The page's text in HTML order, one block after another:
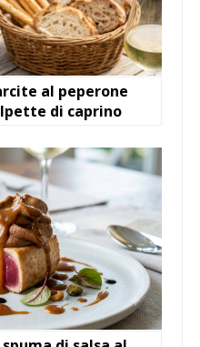
al peperone
di caprino